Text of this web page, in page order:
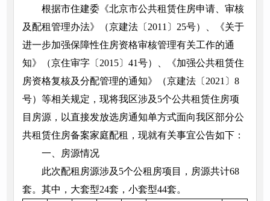
根据市住建委《北京市公共租赁住房申请、审核
及配租管理办法》（京建法〔2011〕25号）、《关于
进一步加强保障性住房资格审核管理有关工作的通
知》（京住审字〔2015〕41号）、《加强公共租赁住
房资格复核及分配管理的通知》（京建法〔2021〕8
号）等相关规定，现将我区涉及5个公共租赁住房项
目房源，以直接发放选房通知单方式面向我区部分公
共租赁住房备案家庭配租，现就有关事宜公告如下：
一、房源情况
此次配租房源涉及5个公租房项目，房源共计68
套。其中，大套型24套，小套型44套。